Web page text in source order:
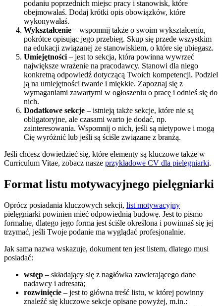
podaniu poprzednich miejsc pracy i stanowisk, które
obejmowałaś. Dodaj krótki opis obowiązków, które
wykonywałaś.
Wykształcenie – wspomnij także o swoim wykształceniu,
pokrótce opisując jego przebieg. Skup się przede wszystkim
na edukacji związanej ze stanowiskiem, o które się ubiegasz.
Umiejętności – jest to sekcja, która powinna wywrzeć
największe wrażenie na pracodawcy. Stanowi dla niego
konkretną odpowiedź dotyczącą Twoich kompetencji. Podziel
ją na umiejętności twarde i miękkie. Zapoznaj się z
wymaganiami zawartymi w ogłoszeniu o pracę i odnieś się do
nich.
Dodatkowe sekcje – istnieją także sekcje, które nie są
obligatoryjne, ale czasami warto je dodać, np.
zainteresowania. Wspomnij o nich, jeśli są nietypowe i mogą
Cię wyróżnić lub jeśli są ściśle związane z branżą.
Jeśli chcesz dowiedzieć się, które elementy są kluczowe także w
Curriculum Vitae, zobacz nasze przykładowe CV dla pielęgniarki.
Format listu motywacyjnego pielęgniarki
Oprócz posiadania kluczowych sekcji, list motywacyjny
pielęgniarki powinien mieć odpowiednią budowę. Jest to pismo
formalne, dlatego jego forma jest ściśle określona i powinnaś się jej
trzymać, jeśli Twoje podanie ma wyglądać profesjonalnie.
Jak sama nazwa wskazuje, dokument ten jest listem, dlatego musi
posiadać:
wstęp – składający się z nagłówka zawierającego dane
nadawcy i adresata;
rozwinięcie – jest to główna treść listu, w której powinny
znaleźć się kluczowe sekcje opisane powyżej, m.in.: